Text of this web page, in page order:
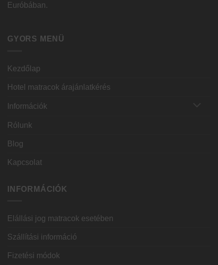
Euróbában.
GYORS MENÜ
Kezdőlap
Hotel matracok árajánlatkérés
Információk
Rólunk
Blog
Kapcsolat
INFORMÁCIÓK
Elállási jog matracok esetében
Szállítási információ
Fizetési módok